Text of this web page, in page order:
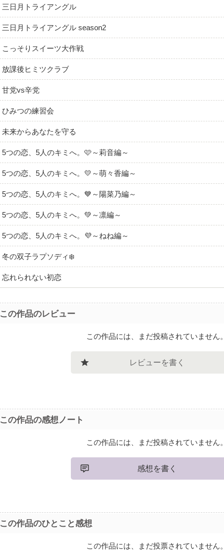
三日月トライアングル
三日月トライアングル season2
こっそりスイーツ大作戦
放課後ヒミツクラブ
甘党vs辛党
ひみつの練習会
未来からあなたを守る
5つの恋、5人のキミへ。🩷～莉音編～
5つの恋、5人のキミへ。💛～萌々香編～
5つの恋、5人のキミへ。💙～陽菜乃編～
5つの恋、5人のキミへ。💚～凛編～
5つの恋、5人のキミへ。💜～ねね編～
冬の双子ラプソディ❄️
忘れられない初恋
この作品のレビュー
この作品には、まだ投稿されていません。
レビューを書く
この作品の感想ノート
この作品には、まだ投稿されていません。
感想を書く
この作品のひとこと感想
この作品には、まだ投票されていません。